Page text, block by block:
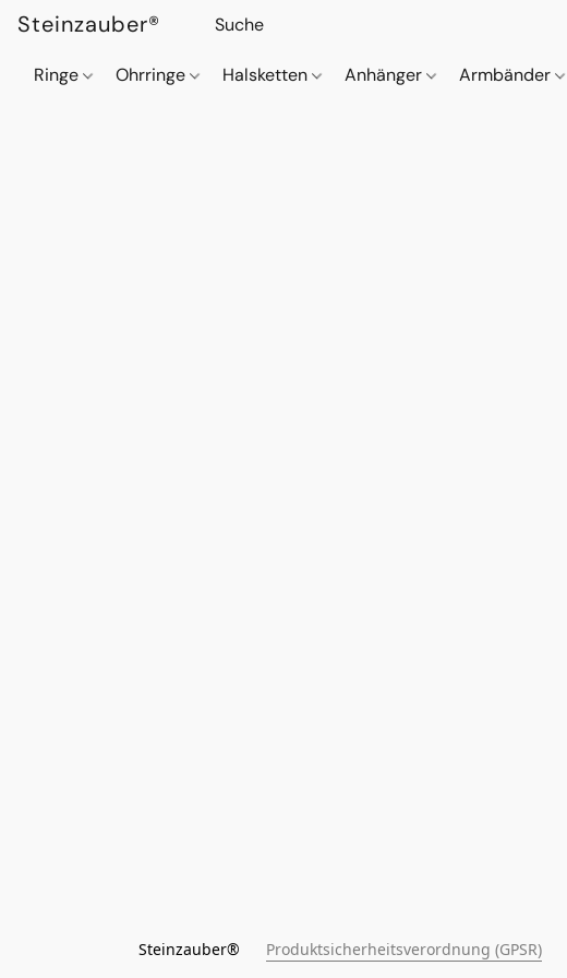
Steinzauber®
Ringe Ohrringe Halsketten Anhänger Armbänder
Steinzauber® Produktsicherheitsverordnung (GPSR)